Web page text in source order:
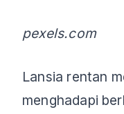
pexels.com
Lansia rentan
menghadapi